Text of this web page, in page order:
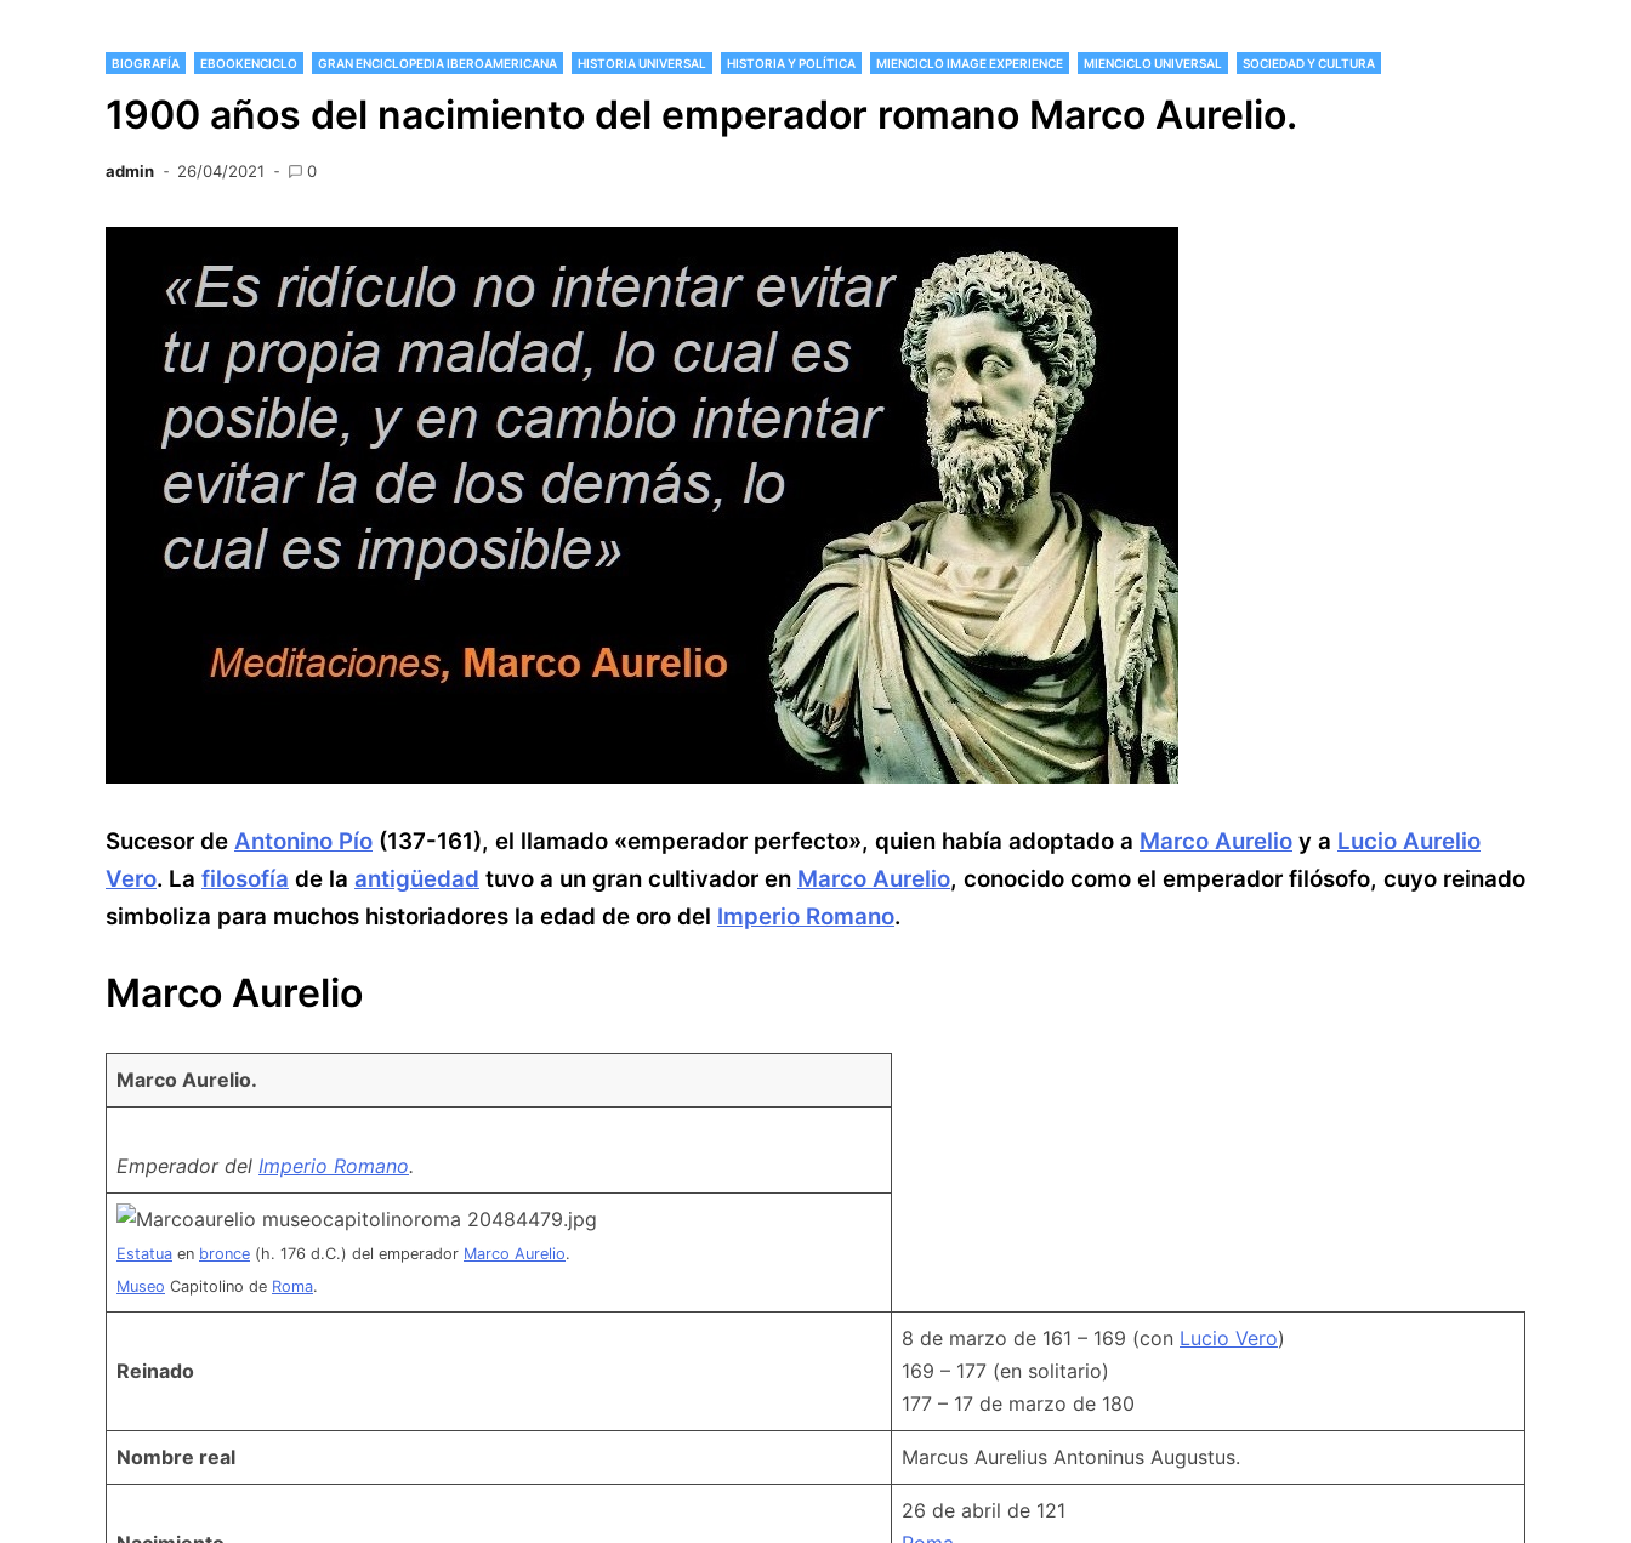
BIOGRAFÍA EBOOKENCICLO GRAN ENCICLOPEDIA IBEROAMERICANA HISTORIA UNIVERSAL HISTORIA Y POLÍTICA MIENCICLO IMAGE EXPERIENCE MIENCICLO UNIVERSAL SOCIEDAD Y CULTURA
1900 años del nacimiento del emperador romano Marco Aurelio.
admin 26/04/2021 0
Sucesor de Antonino Pío (137-161), el llamado «emperador perfecto», quien había adoptado a Marco Aurelio y a Lucio Aurelio
Vero. La filosofía de la antigüedad tuvo a un gran cultivador en Marco Aurelio, conocido como el emperador filósofo, cuyo reinado
simboliza para muchos historiadores la edad de oro del Imperio Romano.
Marco Aurelio
Marco Aurelio.
Emperador del Imperio Romano.
Estatua en bronce (h. 176 d.C.) del emperador Marco Aurelio.
Museo Capitolino de Roma.
Reinado
8 de marzo de 161 – 169 (con Lucio Vero)
169 – 177 (en solitario)
177 – 17 de marzo de 180
Nombre real Marcus Aurelius Antoninus Augustus.
26 de abril de 121